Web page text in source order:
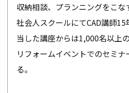
収納相談、プランニングをこな
社会人スクールにてCAD講師
当した講座からは1,000名以上
リフォームイベントでのセミ
る。